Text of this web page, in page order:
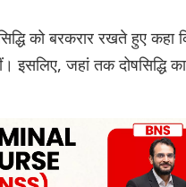
को बरकरार रखते हुए
इसलिए, जहां तक ​​दोषसिद्धि